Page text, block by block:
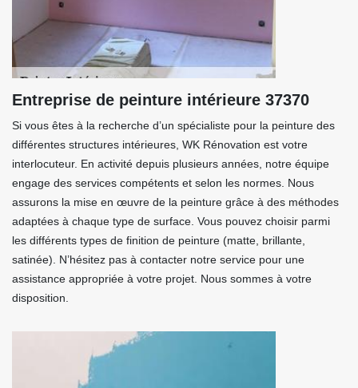
Entreprise de peinture intérieure 37370
Si vous êtes à la recherche d’un spécialiste pour la peinture des
différentes structures intérieures, WK Rénovation est votre
interlocuteur. En activité depuis plusieurs années, notre équipe
engage des services compétents et selon les normes. Nous
assurons la mise en œuvre de la peinture grâce à des méthodes
adaptées à chaque type de surface. Vous pouvez choisir parmi
les différents types de finition de peinture (matte, brillante,
satinée). N’hésitez pas à contacter notre service pour une
assistance appropriée à votre projet. Nous sommes à votre
disposition.